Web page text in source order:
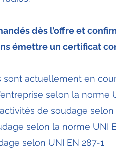
dès l’offre et
émettre un certificat
sont actuellement en
selon la norme
de soudage selon
selon la norme UNI
selon UNI EN 287-1